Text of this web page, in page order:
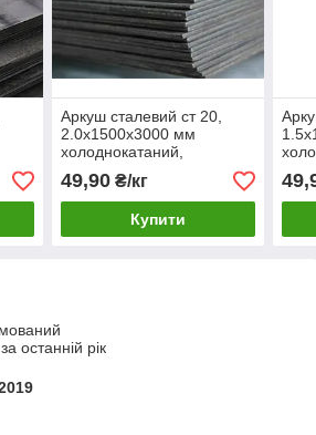
Аркуш сталевий ст 20,
2.0х1500х3000 мм
холоднокатаний,
49,90₴/кг
Купити
останній рік